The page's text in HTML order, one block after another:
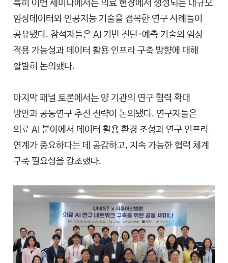
특히 이번 세미나에서는 의료 현장에서 생성되는 대규모
임상데이터와 인공지능 기술을 접목한 연구 사례들이
공유됐다. 참석자들은 AI 기반 진단·예측 기술의 임상
적용 가능성과 데이터 활용 인프라 구축 방향에 대해
활발히 논의했다.
마지막 패널 토론에서는 양 기관의 연구 협력 확대
방안과 공동연구 추진 전략이 논의됐다. 연구자들은
의료 AI 분야에서 데이터 활용 환경 조성과 연구 인프라
연계가 중요하다는 데 공감하고, 지속 가능한 협력 체계
구축 필요성을 강조했다.